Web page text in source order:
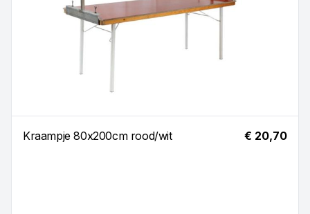
Kraampje 80x200cm rood/wit € 20,70